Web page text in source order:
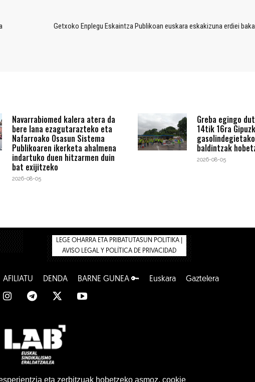
Getxoko Enplegu Eskaintza Publikoan euskara eskakizuna erdiei
Navarrabiomed kalera atera da
bere lana ezagutarazteko eta
Nafarroako Osasun Sistema
Publikoaren ikerketa ahalmena
indartuko duen hitzarmen duin
bat exijitzeko
2026-08-05
Greba egingo
14tik 16ra
baldintzak
2026-08-05
LEGE OHARRA ETA PRIBATUTASUN POLITIKA |
AVISO LEGAL Y POLÍTICA DE PRIVACIDAD
AFILIATU DENDA BARNE GUNEA 🔑 Euskara Gaztelera
www.lab.euseta zerbitzuak hobetzeko asmoz, cookie